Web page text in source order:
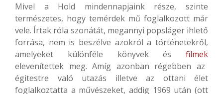
Mivel a Hold mindennapjaink része, szinte
természetes, hogy temérdek mű foglalkozott már
vele. Írtak róla szonátát, megannyi popsláger ihlető
forrása, nem is beszélve azokról a történetekről,
amelyeket különféle könyvek és filmek
elevenítettek meg. Amíg azonban régebben az
égitestre való utazás illetve az ottani élet
foglalkoztatta a művészeket, addig 1969 után (ott